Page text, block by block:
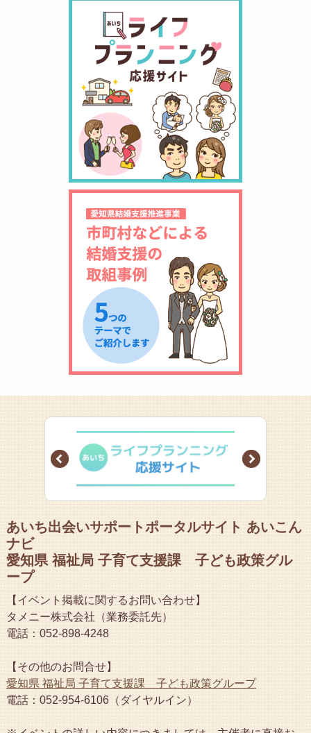
Prev Next
あいち出会いサポートポータルサイト あいこん
ナビ
愛知県 福祉局 子育て支援課 子ども政策グル
ープ
【イベント掲載に関するお問い合わせ】
タメニー株式会社（業務委託先）
電話：052-898-4248
【その他のお問合せ】
愛知県 福祉局 子育て支援課 子ども政策グループ
電話：052-954-6106（ダイヤルイン）